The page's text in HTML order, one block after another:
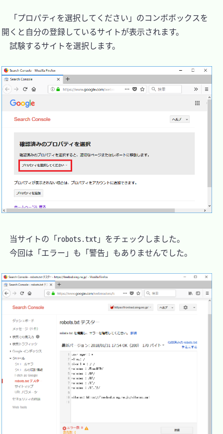
「プロパティを選択してください」のコンボボックスを
開くと自分の登録しているサイトが表示されます。
試験するサイトを選択します。
当サイトの「robots.txt」をチェックしました。
今回は「エラー」も「警告」もありませんでした。